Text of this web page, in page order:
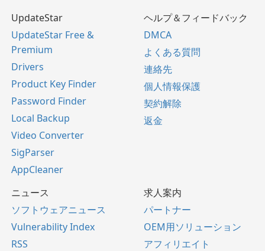
UpdateStar
UpdateStar Free &
Premium
Drivers
Product Key Finder
Password Finder
Local Backup
Video Converter
SigParser
AppCleaner
ヘルプ＆フィードバック
DMCA
よくある質問
連絡先
個人情報保護
契約解除
返金
ニュース
ソフトウェアニュース
Vulnerability Index
RSS
求人案内
パートナー
OEM用ソリューション
アフィリエイト